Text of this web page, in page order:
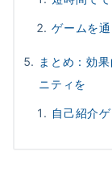
ゲームを
まとめ：効
ニティを
自己紹介